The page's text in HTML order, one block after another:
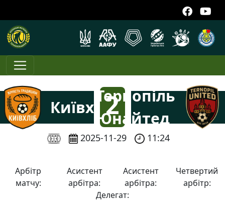
Київхліб
2
:
Тернопіль
Юнайтед
2025-11-29 11:24
Арбітр
матчу:
Асистент
арбітра:
Асистент
арбітра:
Четвертий
арбітр:
Делегат: